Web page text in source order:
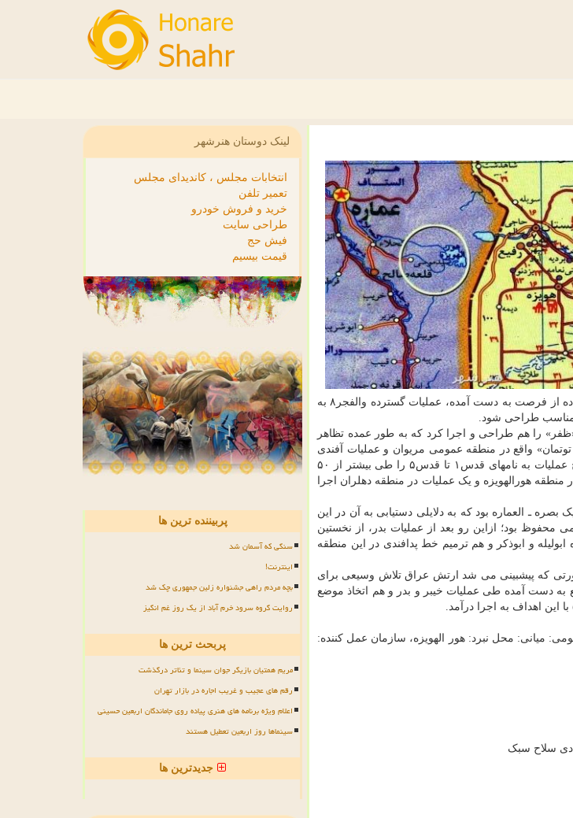
تحرکات نظامی خودی ضد دشمن بر مبنای تدبیر عملیات محدود انجام گرفت تا با استفاده از فرصت به دست آمده، عملیات گسترده والفجر۸ به
مناسب طراحی شود.
را هم طراحی و اجرا کرد که به طور عمده تظاهر
بود. مهم ترین این عملیات ها ظفر ۵ در «ارتفاعات توتمان» واقع در منطقه عمومی مریوان و عملیات آفندی
شرهانی در منطقه عمومی «شرهانی» بود. همینطور سپاه پاسداران انقلاب اسلامی پنج عملیات به نامهای قدس۱ تا قدس۵ را طی بیشتر از ۵۰
چهار عملیات در منطقه هورالهویزه و یک عملیات در منطقه دهلران اجرا
ـ العماره بود که به دلایلی دستیابی به آن در این
محفوظ بود؛ ازاین رو بعد از عملیات بدر، از نخستین
و ابوذکر و هم ترمیم خط پدافندی در این منطقه
که پیشبینی می شد ارتش عراق تلاش وسیعی برای
به دست آمده طی عملیات خیبر و بدر و هم اتخاذ موضع
یا محمدرسول الله (ص)، تاریخ عملیات: ۶۴/۳/۲۴، منطقه عمومی: میانی: محل نبرد: هور الهویزه، سازمان عمل کننده:
لینک دوستان هنرشهر
انتخابات مجلس ، کاندیدای مجلس
تعمیر تلفن
خرید و فروش خودرو
طراحی سایت
فیش حج
قیمت بیسیم
پربیننده ترین ها
سنگی که آسمان شد
اینترنت!
بچه مردم راهی جشنواره زلین جمهوری چک شد
روایت گروه سرود خرم آباد از یک روز غم انگیز
پربحث ترین ها
مریم همتیان بازیگر جوان سینما و تئاتر درگذشت
رقم های عجیب و غریب اجاره در بازار تهران
اعلام ویژه برنامه های هنری پیاده روی جاماندگان اربعین حسینی
سینماها روز اربعین تعطیل هستند
جدیدترین ها